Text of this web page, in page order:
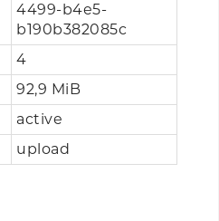
4499-b4e5-
b190b382085c
4
92,9 MiB
active
upload